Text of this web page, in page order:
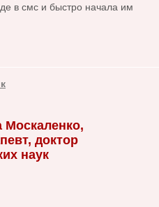
в смс и быстро начала им
Москаленко,
доктор
наук